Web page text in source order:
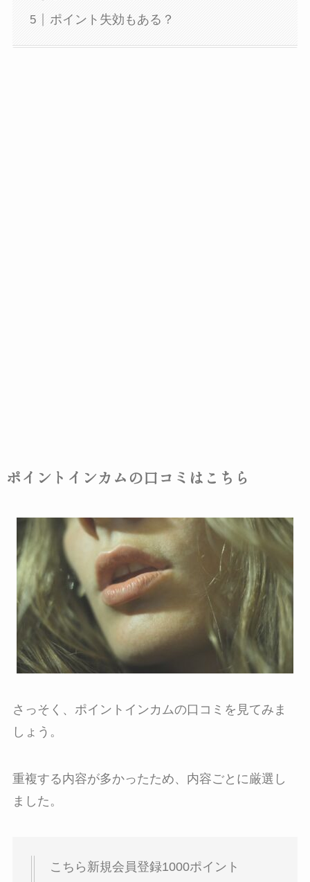
ポイント失効もある？
ポイントインカムの口コミはこちら
さっそく、ポイントインカムの口コミを見てみま
しょう。
重複する内容が多かったため、内容ごとに厳選し
ました。
こちら新規会員登録1000ポイント